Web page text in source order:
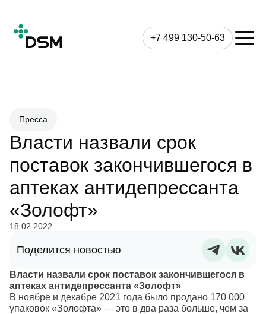
+7 499 130-50-63
Пресса
Власти назвали срок
поставок закончившегося в
аптеках антидепрессанта
«Золофт»
18.02.2022
Поделится новостью
Власти назвали срок поставок закончившегося в
аптеках антидепрессанта «Золофт»
В ноябре и декабре 2021 года было продано 170 000
упаковок «Золофта» — это в два раза больше, чем за